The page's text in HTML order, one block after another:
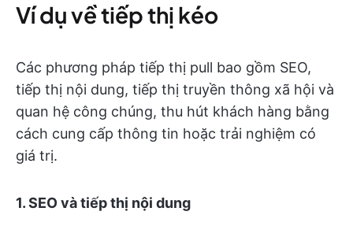
Ví dụ về tiếp thị kéo
Các phương pháp tiếp thị pull bao gồm SEO,
tiếp thị nội dung, tiếp thị truyền thông xã hội và
quan hệ công chúng, thu hút khách hàng bằng
cách cung cấp thông tin hoặc trải nghiệm có
giá trị.
1. SEO và tiếp thị nội dung